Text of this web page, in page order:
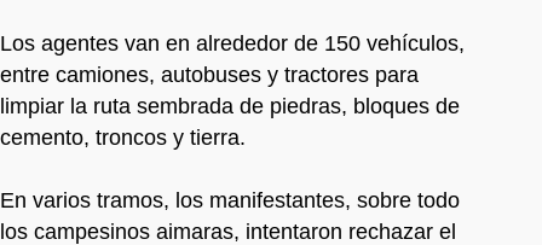
Los agentes van en alrededor de 150 vehículos,
entre camiones, autobuses y tractores para
limpiar la ruta sembrada de piedras, bloques de
cemento, troncos y tierra.
En varios tramos, los manifestantes, sobre todo
los campesinos aimaras, intentaron rechazar el